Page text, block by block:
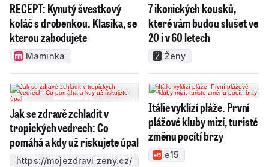
RECEPT: Kynutý švestkový
koláč s drobenkou. Klasika, se
kterou zabodujete
Maminka
7 ikonických kousků,
které vám budou slušet ve
20 i v 60 letech
Ženy
Jak se zdravě zchladit v
tropických vedrech: Co
pomáhá a kdy už riskujete úpal
https://mojezdravi.zeny.cz/
Itálie vyklízí pláže. První
plážové kluby mizí, turisté
změnu pocítí brzy
e15